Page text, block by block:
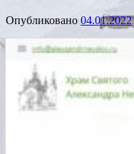
Опубликовано 04.01.2022